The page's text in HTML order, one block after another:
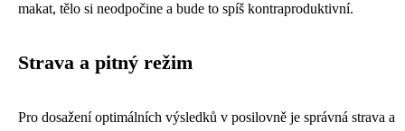
makat, tělo si neodpočine a bude to spíš kontraproduktivní.
Strava a pitný režim
Pro dosažení optimálních výsledků v posilovně je správná strava a